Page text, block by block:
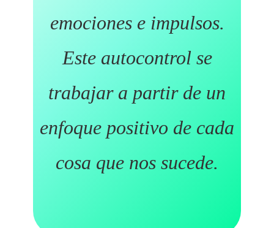
emociones e impulsos.
Este autocontrol se
trabajar a partir de un
enfoque positivo de cada
cosa que nos sucede.